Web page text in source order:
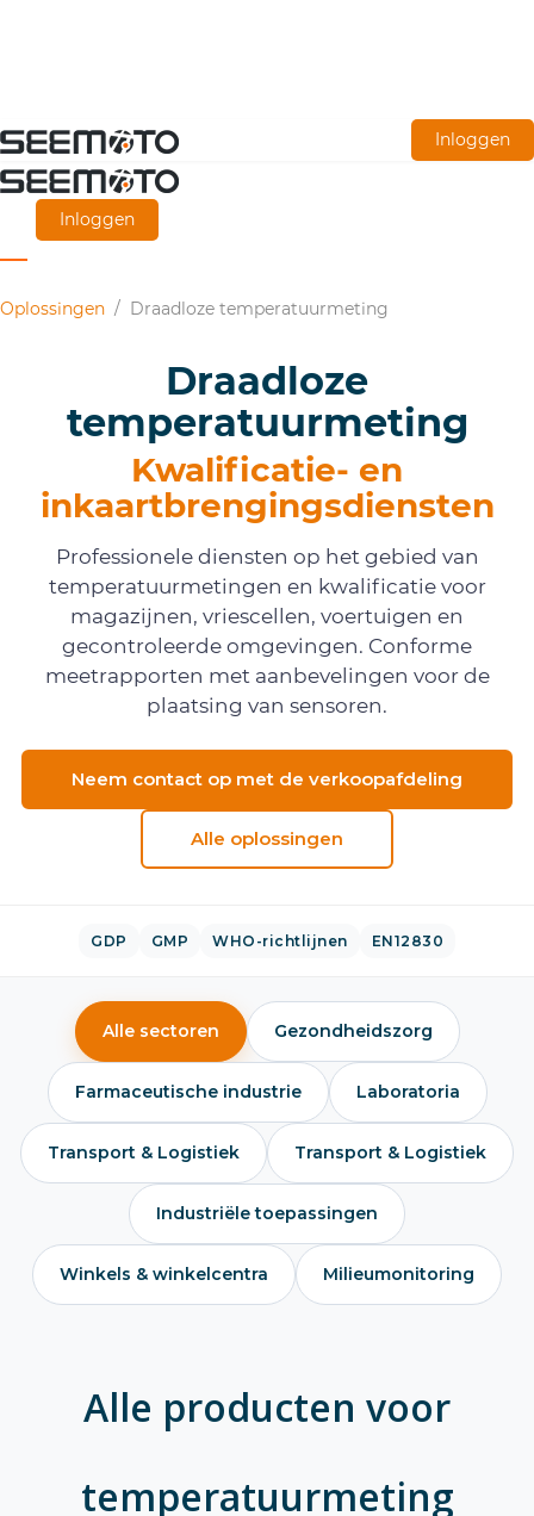
Ga
naar
hoofdinhoud
Inloggen
Inloggen
Oplossingen / Draadloze temperatuurmeting
Draadloze
temperatuurmeting
Kwalificatie- en
inkaartbrengingsdiensten
Professionele diensten op het gebied van
temperatuurmetingen en kwalificatie voor
magazijnen, vriescellen, voertuigen en
gecontroleerde omgevingen. Conforme
meetrapporten met aanbevelingen voor de
plaatsing van sensoren.
Neem contact op met de verkoopafdeling
Alle oplossingen
GDP GMP WHO-richtlijnen EN12830
Alle sectoren Gezondheidszorg
Farmaceutische industrie Laboratoria
Transport & Logistiek Transport & Logistiek
Industriële toepassingen
Winkels & winkelcentra Milieumonitoring
Alle producten voor
temperatuurmeting